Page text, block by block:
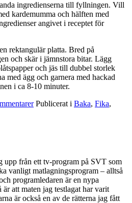
ingredienserna till fyllningen. Vill
kardemumma och hälften med
angivet i receptet för
rektangulär platta. Bred på
och skär i jämnstora bitar. Lägg
och jäs till dubbel storlek
med ägg och garnera med hackad
i ca 8-10 minuter.
Publicerat i Baka, Fika,
upp från ett tv-program på SVT som
vanligt matlagningsprogram – alltså
programledaren är en nypa
att maten jag testlagat har varit
är också en av de rätterna jag fått